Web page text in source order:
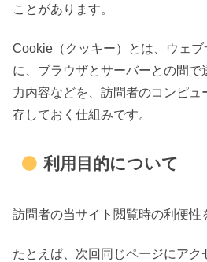
ことがあります。
Cookie（クッキー）とは、ウェ
に、ブラウザとサーバーとの間で
力内容などを、訪問者のコンピュ
存しておく仕組みです。
利用目的について
訪問者の当サイト閲覧時の利便性
たとえば、次回同じページにア